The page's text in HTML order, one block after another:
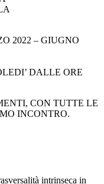
2022 – GIUGNO
DALLE ORE
CON TUTTE LE
INCONTRO.
intrinseca in